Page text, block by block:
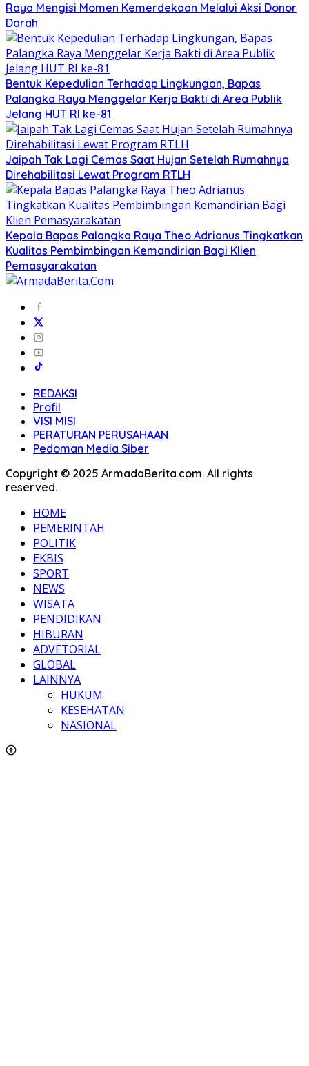
Raya Mengisi Momen Kemerdekaan Melalui Aksi Donor
Darah
Bentuk Kepedulian Terhadap Lingkungan, Bapas
Palangka Raya Menggelar Kerja Bakti di Area Publik
Jelang HUT RI ke-81
Jaipah Tak Lagi Cemas Saat Hujan Setelah Rumahnya
Direhabilitasi Lewat Program RTLH
Kepala Bapas Palangka Raya Theo Adrianus Tingkatkan
Kualitas Pembimbingan Kemandirian Bagi Klien
Pemasyarakatan
REDAKSI
Profil
VISI MISI
PERATURAN PERUSAHAAN
Pedoman Media Siber
Copyright © 2025 ArmadaBerita.com. All rights
reserved.
HOME
PEMERINTAH
POLITIK
EKBIS
SPORT
NEWS
WISATA
PENDIDIKAN
HIBURAN
ADVETORIAL
GLOBAL
LAINNYA
HUKUM
KESEHATAN
NASIONAL